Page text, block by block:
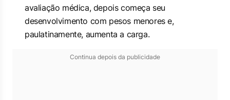
avaliação médica, depois começa seu
desenvolvimento com pesos menores e,
paulatinamente, aumenta a carga.
Continua depois da publicidade